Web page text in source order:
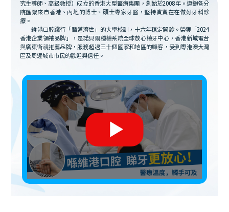
究生導師、高級教授）成立的香港大型醫療集團，創始於2008年。連鎖各分
院匯聚來自香港、內地的博士、碩士專家牙醫，堅持實實在在做好牙科診
療。
維港口腔踐行「醫道濟世」的大學校訓，十六年穩定開診。榮獲「2024
香港企業領袖品牌」，是諾貝爾種植系統全球放心植牙中心，香港新城電台
與廣東衛視推薦品牌，服務超過三十個國家和地區的顧客，受到粵港澳大灣
區及周邊城市市民的歡迎與信任。